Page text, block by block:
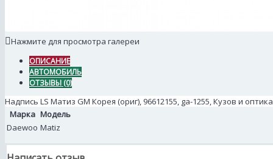
Нажмите для просмотра галереи
ОПИСАНИЕ
АВТОМОБИЛЬ
ОТЗЫВЫ (0)
Надпись LS Матиз GM Корея (ориг), 96612155, ga-1255, Кузов и оптика
Марка Модель
Daewoo Matiz